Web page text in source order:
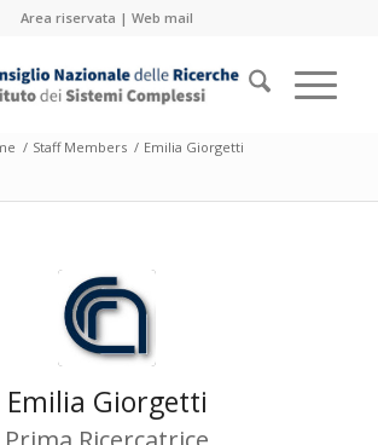
Area riservata |Web mail
/ Staff Members / Emilia Giorgetti
Emilia Giorgetti